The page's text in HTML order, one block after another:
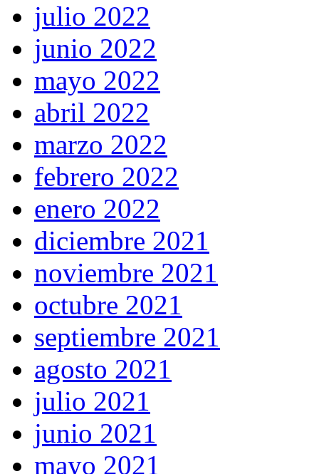
julio 2022
junio 2022
mayo 2022
abril 2022
marzo 2022
febrero 2022
enero 2022
diciembre 2021
noviembre 2021
octubre 2021
septiembre 2021
agosto 2021
julio 2021
junio 2021
mayo 2021